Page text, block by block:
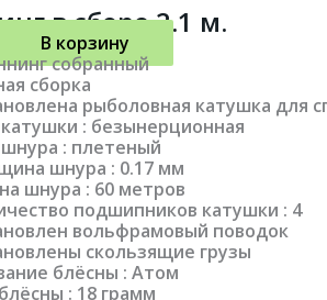
в сборе 2.1 м.
В корзину
собранный
сборка
рыболовная катушка для
: безынерционная
: плетеный
шнура : 0.17 мм
шнура : 60 метров
подшипников катушки : 4
вольфрамовый поводок
скользящие грузы
блёсны : Атом
: 18 грамм